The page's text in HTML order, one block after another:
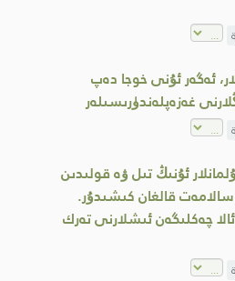
ئەگەر ئۇنى خوجا دەپ
غەزەپلەندۈرىسىلەر
ئۇنىڭ تىل ۋە قولىدىن
سالامەت قالغان كىشىدۇر.
چەكلىگەن ئىشلارنى تەرك